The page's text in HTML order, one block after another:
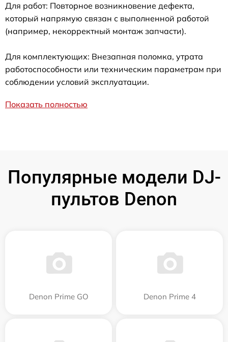
Для работ: Повторное возникновение дефекта,
который напрямую связан с выполненной работой
(например, некорректный монтаж запчасти).
Для комплектующих: Внезапная поломка, утрата
работоспособности или техническим параметрам при
соблюдении условий эксплуатации.
Показать полностью
Популярные модели DJ-
пультов Denon
Denon Prime GO Denon Prime 4